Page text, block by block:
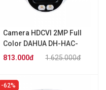
Camera HDCVI 2MP Full
Color DAHUA DH-HAC-
HDW1239TP-A-LED-S2
1.625.000đ
813.000đ
62%